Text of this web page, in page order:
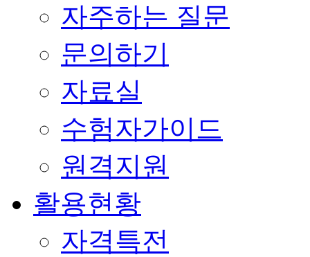
자주하는 질문
문의하기
자료실
수험자가이드
원격지원
활용현황
자격특전